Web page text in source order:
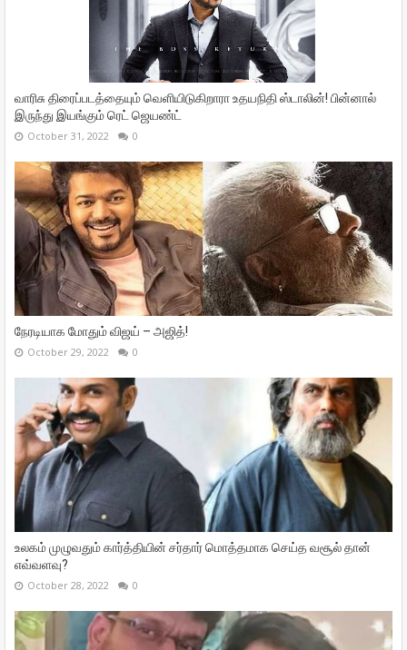
வாரிசு திரைப்படத்தையும் வெளியிடுகிறாரா உதயநிதி ஸ்டாலின்! பின்னால்
இருந்து இயங்கும் ரெட் ஜெயண்ட்
October 31, 2022 0
நேரடியாக மோதும் விஜய் – அஜித்!
October 29, 2022 0
உலகம் முழுவதும் கார்த்தியின் சர்தார் மொத்தமாக செய்த வசூல் தான்
எவ்வளவு?
October 28, 2022 0